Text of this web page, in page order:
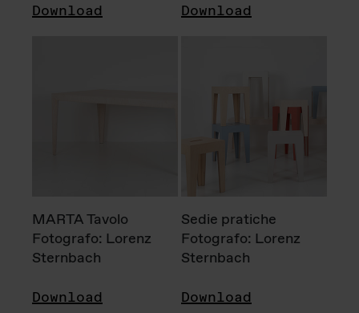
Download Download
MARTA Tavolo
Fotografo: Lorenz
Sternbach
Download
Sedie pratiche
Fotografo: Lorenz
Sternbach
Download